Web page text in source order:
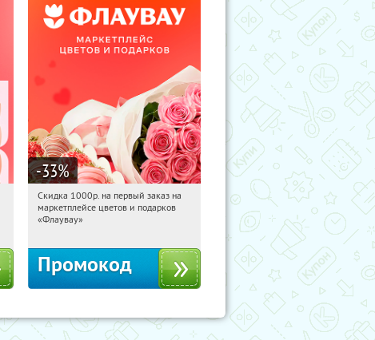
-33%
01:31:55 Получили:
Россия
Скидка 1000р. на первый заказ на
маркетплейсе цветов и подарков
«Флаувау»
Промокод